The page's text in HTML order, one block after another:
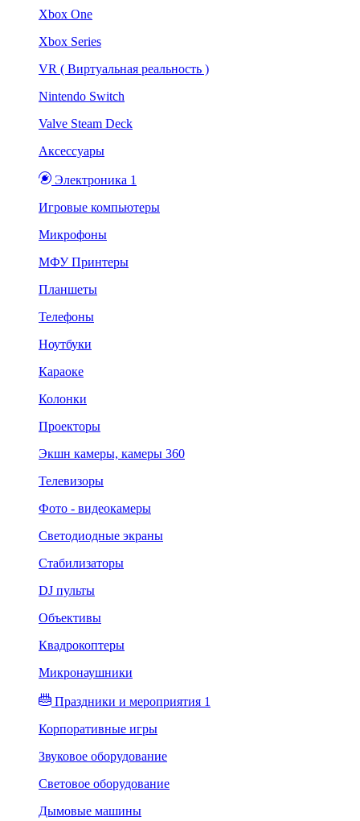
Xbox One
Xbox Series
VR ( Виртуальная реальность )
Nintendo Switch
Valve Steam Deck
Аксессуары
Электроника 1
Игровые компьютеры
Микрофоны
МФУ Принтеры
Планшеты
Телефоны
Ноутбуки
Караоке
Колонки
Проекторы
Экшн камеры, камеры 360
Телевизоры
Фото - видеокамеры
Светодиодные экраны
Стабилизаторы
DJ пульты
Объективы
Квадрокоптеры
Микронаушники
Праздники и мероприятия 1
Корпоративные игры
Звуковое оборудование
Световое оборудование
Дымовые машины